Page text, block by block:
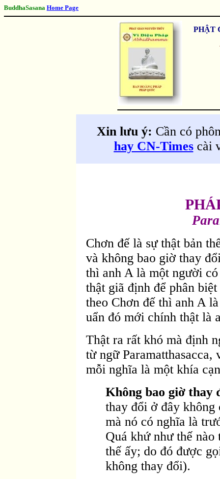
BuddhaSasana Home Page
PHẬT
Xin lưu ý: Cần có
hay CN-Timescài
Chơn đế là sự thật bản
và không bao giờ thay
thì anh A là một người
thật giã định để phân
theo Chơn đế thì anh A
uẩn đó mới chính thật là
Thật ra rất khó mà định
từ ngữ
mỗi nghĩa là một khía
Không bao giờ thay
thay đổi ở đây không
mà nó có nghĩa là
Quá khứ như thế
thế ấy; do đó được
không thay đổi).